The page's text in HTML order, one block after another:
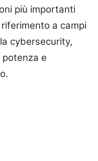
più importanti
a campi
cybersecurity,
potenza e